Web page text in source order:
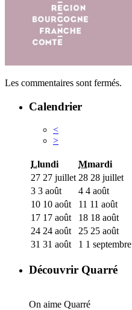
Les commentaires sont fermés.
Calendrier
<
>
Llundi Mmardi
27 27 juillet 28 28 juillet
3 3 août 4 4 août
10 10 août 11 11 août
17 17 août 18 18 août
24 24 août 25 25 août
31 31 août 1 1 septembre
Découvrir Quarré
On aime Quarré